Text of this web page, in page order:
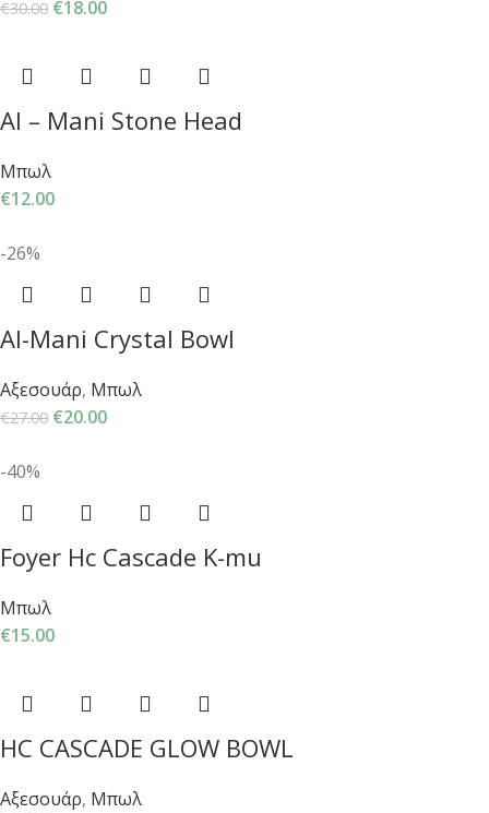
€30.00 €18.00
Al – Mani Stone Head
Μπωλ
€12.00
-26%
Al-Mani Crystal Bowl
Αξεσουάρ, Μπωλ
€27.00 €20.00
-40%
Foyer Hc Cascade K-mu
Μπωλ
€15.00
HC CASCADE GLOW BOWL
Αξεσουάρ, Μπωλ